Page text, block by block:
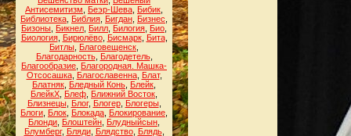
Антисемитизм
Беэр-Шева Бибик
Библиотека Библия Бигдан Бизнес
Бизоны Бикнел Билл Билогия Био
Биология, Бирюлёво, Бисмарк, Бита,
Битлы Благовещенск
Благодарность, Благодетель,
Благообразие Благородная. Машка-
Отсосашка, Благославенна, Блат,
Блатняк Бледный Конь Блейк
БлейкХ Блеф Ближний Восток
Близнецы, Блог, Блогер, Блогеры,
Блоги Блок Блокада Блокирование
Блонди Блоштейн Блудныйсын
Блумберг, Бляди, Блядство, Блядь,